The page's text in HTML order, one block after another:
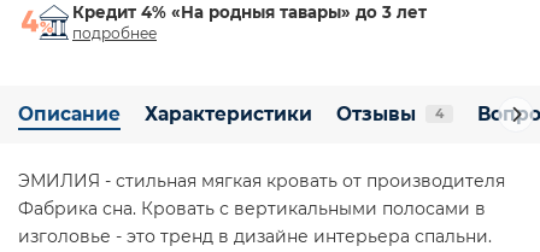
Кредит 4% «На родныя тавары» до 3 лет
подробнее
Описание Характеристики Отзывы 4
ЭМИЛИЯ - стильная мягкая кровать от производителя
Фабрика сна. Кровать с вертикальными полосами в
изголовье - это тренд в дизайне интерьера спальни.